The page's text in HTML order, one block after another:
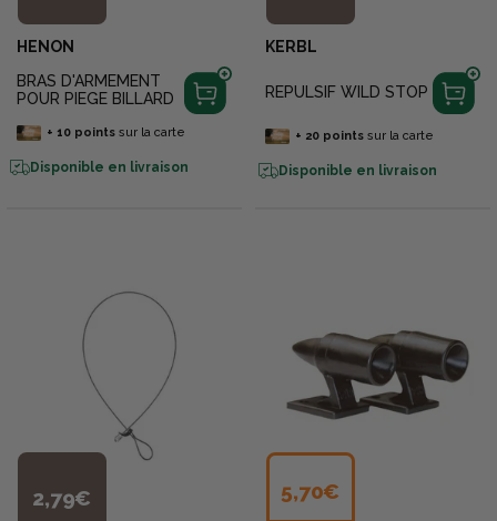
HENON
BRAS D'ARMEMENT
POUR PIEGE BILLARD
+ 10pointssur la carte
Disponible en livraison
KERBL
REPULSIF WILD STOP
+ 20pointssur la carte
Disponible en livraison
2,79€ 5,70€